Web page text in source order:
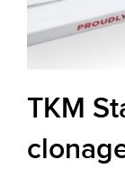
TKM